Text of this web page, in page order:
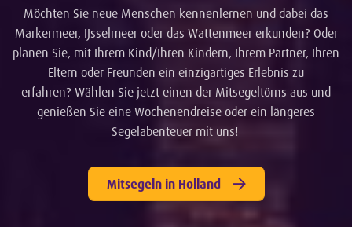
Möchten Sie neue Menschen kennenlernen und dabei das
Markermeer, IJsselmeer oder das Wattenmeer erkunden? Oder
planen Sie, mit Ihrem Kind/Ihren Kindern, Ihrem Partner, Ihren
Eltern oder Freunden ein einzigartiges Erlebnis zu
erfahren? Wählen Sie jetzt einen der Mitsegeltörns aus und
genießen Sie eine Wochenendreise oder ein längeres
Segelabenteuer mit uns!
Mitsegeln in Holland